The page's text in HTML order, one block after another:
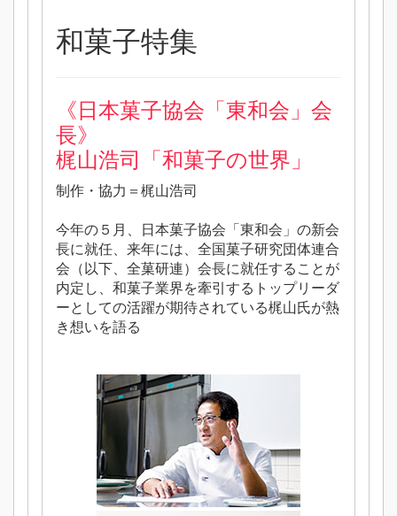
和菓子特集
《日本菓子協会「東和会」会
長》
梶山浩司「和菓子の世界」
制作・協力＝梶山浩司
今年の５月、日本菓子協会「東和会」の新会
長に就任、来年には、全国菓子研究団体連合
会（以下、全菓研連）会長に就任することが
内定し、和菓子業界を牽引するトップリーダ
ーとしての活躍が期待されている梶山氏が熱
き想いを語る